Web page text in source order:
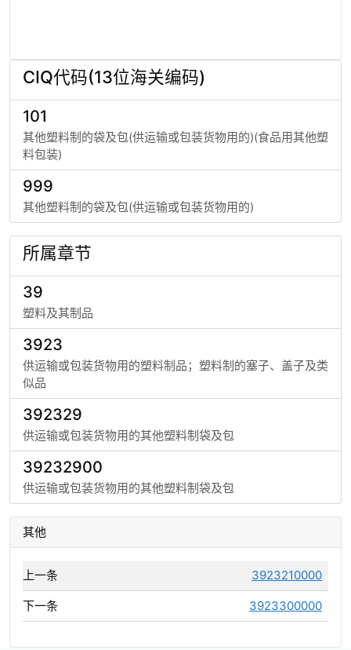
CIQ代码(13位海关编码)
101
其他塑料制的袋及包(供运输或包装货物用的)(食品用其他塑
料包装)
999
其他塑料制的袋及包(供运输或包装货物用的)
所属章节
39
塑料及其制品
3923
供运输或包装货物用的塑料制品；塑料制的塞子、盖子及类
似品
392329
供运输或包装货物用的其他塑料制袋及包
39232900
供运输或包装货物用的其他塑料制袋及包
其他
上一条 3923210000
下一条 3923300000